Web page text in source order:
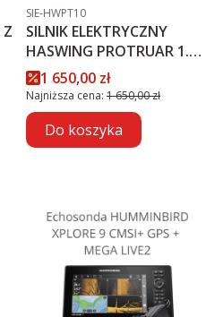
Kod produktu
SIE-HWPT10
SILNIK ELEKTRYCZNY
HASWING PROTRUAR 1.0 -
12VCena promocyjna
1 650,00 zł
Najniższa cena: 1 650,00 zł
Do koszyka